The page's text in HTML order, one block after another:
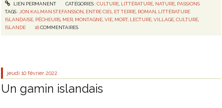
LIEN PERMANENT CATÉGORIES :CULTURE, LITTÉRATURE, NATURE, PASSIONS
TAGS : JON KALMAN STEFANSSON ENTRE CIEL ET TERRE ROMAN LITTÉRATURE
ISLANDAISE PÊCHEURS MER MONTAGNE ,VIE MORT, LECTURE ,VILLAGE ,CULTURE
ISLANDE
16 COMMENTAIRES
jeudi 10 février 2022
Un gamin islandais